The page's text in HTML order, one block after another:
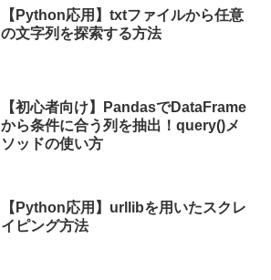
【Python応用】txtファイルから任意
の文字列を探索する方法
【初心者向け】PandasでDataFrame
から条件に合う列を抽出！query()メ
ソッドの使い方
【Python応用】urllibを用いたスクレ
イピング方法